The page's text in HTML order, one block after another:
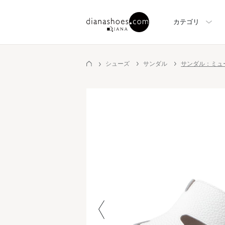
カテゴリ
シューズ サンダル サンダル：ミュ